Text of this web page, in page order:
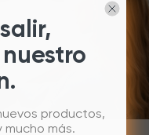
productos,
más.